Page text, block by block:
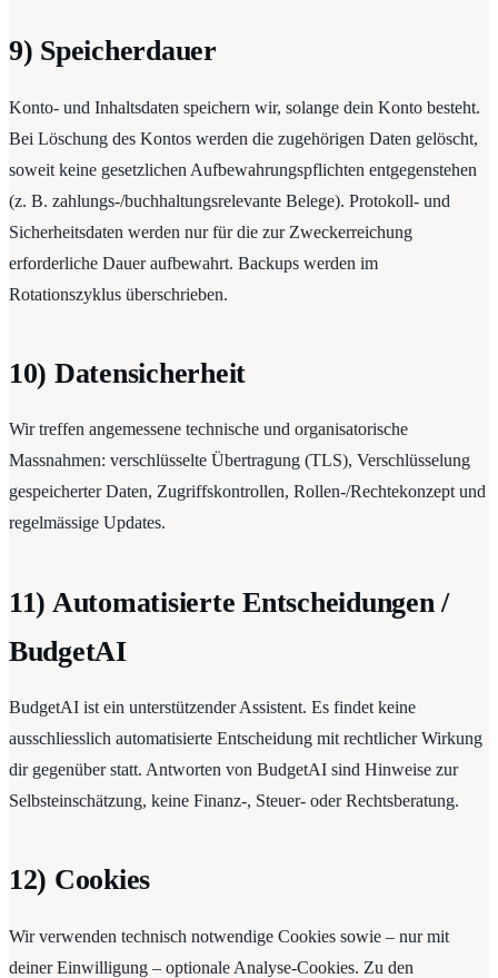
9) Speicherdauer
Konto- und Inhaltsdaten speichern wir, solange dein Konto besteht.
Bei Löschung des Kontos werden die zugehörigen Daten gelöscht,
soweit keine gesetzlichen Aufbewahrungspflichten entgegenstehen
(z. B. zahlungs-/buchhaltungsrelevante Belege). Protokoll- und
Sicherheitsdaten werden nur für die zur Zweckerreichung
erforderliche Dauer aufbewahrt. Backups werden im
Rotationszyklus überschrieben.
10) Datensicherheit
Wir treffen angemessene technische und organisatorische
Massnahmen: verschlüsselte Übertragung (TLS), Verschlüsselung
gespeicherter Daten, Zugriffskontrollen, Rollen-/Rechtekonzept und
regelmässige Updates.
11) Automatisierte Entscheidungen /
BudgetAI
BudgetAI ist ein unterstützender Assistent. Es findet keine
ausschliesslich automatisierte Entscheidung mit rechtlicher Wirkung
dir gegenüber statt. Antworten von BudgetAI sind Hinweise zur
Selbsteinschätzung, keine Finanz-, Steuer- oder Rechtsberatung.
12) Cookies
Wir verwenden technisch notwendige Cookies sowie – nur mit
deiner Einwilligung – optionale Analyse-Cookies. Zu den